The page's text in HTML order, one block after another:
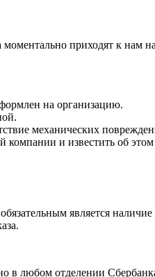
приходят к нам на
на организацию.
механических
и известить об
является наличие
в любом отделении